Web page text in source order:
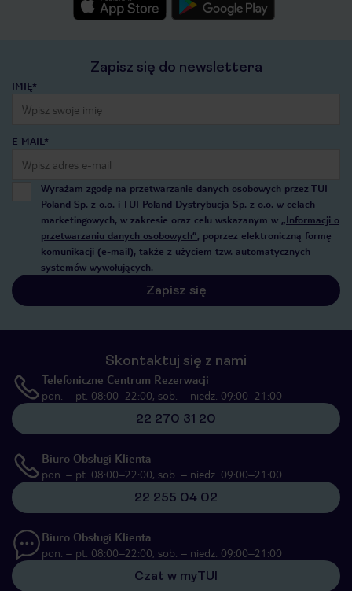
Zapisz się do newslettera
IMIĘ*
E-MAIL*
Wyrażam zgodę na przetwarzanie danych osobowych przez TUI
Poland Sp. z o.o. i TUI Poland Dystrybucja Sp. z o.o. w celach
marketingowych, w zakresie oraz celu wskazanym w „Informacji o
przetwarzaniu danych osobowych”, poprzez elektroniczną formę
komunikacji (e-mail), także z użyciem tzw. automatycznych
systemów wywołujących.
Zapisz się
Skontaktuj się z nami
Telefoniczne Centrum Rezerwacji
pon. – pt. 08:00–22:00, sob. – niedz. 09:00–21:00
22 270 31 20
Biuro Obsługi Klienta
pon. – pt. 08:00–22:00, sob. – niedz. 09:00–21:00
22 255 04 02
Biuro Obsługi Klienta
pon. – pt. 08:00–22:00, sob. – niedz. 09:00–21:00
Czat w myTUI